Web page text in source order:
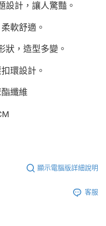
契約關係目的，商店將以您的個人
之確認、核對及更正。
https://oppay.tw/userRule
設計，讓人驚豔。
軟舒適。
狀，造型多變。
環設計。
纖維
顯示電腦版詳細說明
客服